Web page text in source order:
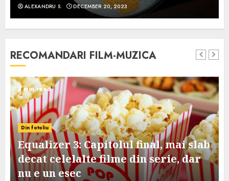
ALEXANDRU S. DECEMBER 20, 2023
RECOMANDARI FILM-MUZICA
3 min read
Din fotoliu
Equalizer 3: Capitolul final, mai slab
decat celelalte filme din serie, dar
nu e un esec